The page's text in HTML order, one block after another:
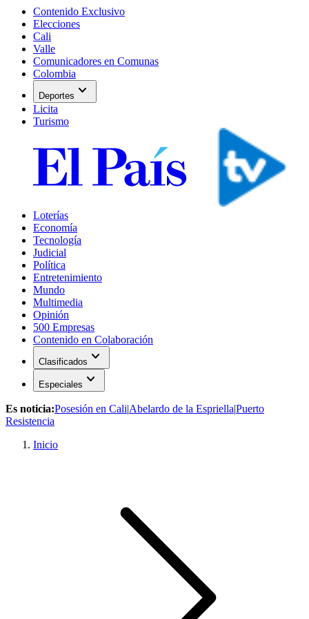
Contenido Exclusivo
Elecciones
Cali
Valle
Comunicadores en Comunas
Colombia
Deportes expand_more
Licita
Turismo
Loterías
Economía
Tecnología
Judicial
Política
Entretenimiento
Mundo
Multimedia
Opinión
500 Empresas
Contenido en Colaboración
Clasificados expand_more
Especiales expand_more
Es noticia:Posesión en Cali|Abelardo de la Espriella|Puerto
Resistencia
Inicio